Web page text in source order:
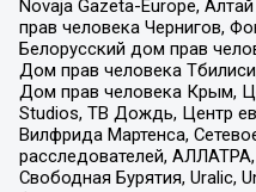
Novaja Gazeta-Europe,
прав человека Чернигов,
Белорусский дом прав
Дом прав человека
Дом прав человека Крым,
Studios, ТВ Дождь, Центр
Вилфрида Мартенса,
расследователей,
Свободная Бурятия, Uralic,